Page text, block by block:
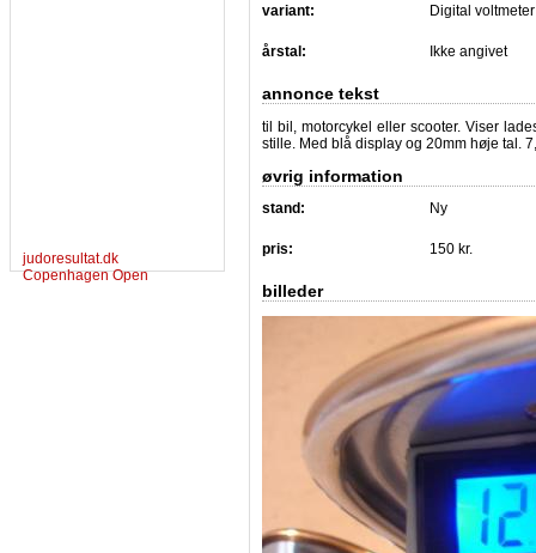
judoresultat.dk
Copenhagen Open
variant: Digital voltmeter
årstal: Ikke angivet
annonce tekst
til bil, motorcykel eller scooter. Viser
stille. Med blå display og 20mm høje tal.
øvrig information
stand: Ny
pris: 150 kr.
billeder